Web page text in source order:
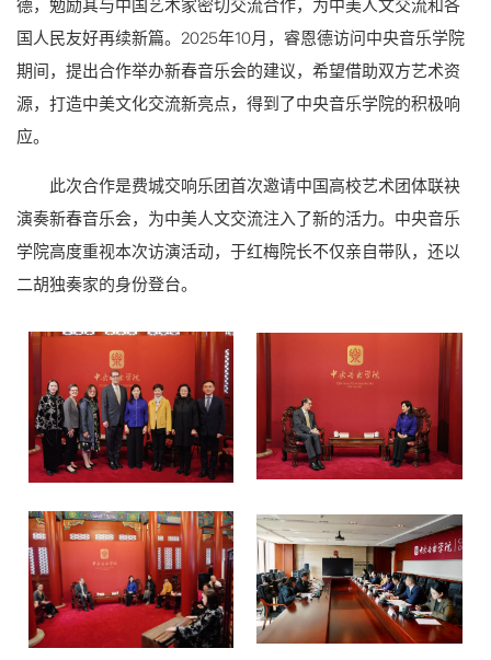
德，勉励其与中国艺术家密切交流合作，为中美人文交流和各
国人民友好再续新篇。2025年10月，睿恩德访问中央音乐学院
期间，提出合作举办新春音乐会的建议，希望借助双方艺术资
源，打造中美文化交流新亮点，得到了中央音乐学院的积极响
应。
此次合作是费城交响乐团首次邀请中国高校艺术团体联袂
演奏新春音乐会，为中美人文交流注入了新的活力。中央音乐
学院高度重视本次访演活动，于红梅院长不仅亲自带队，还以
二胡独奏家的身份登台。